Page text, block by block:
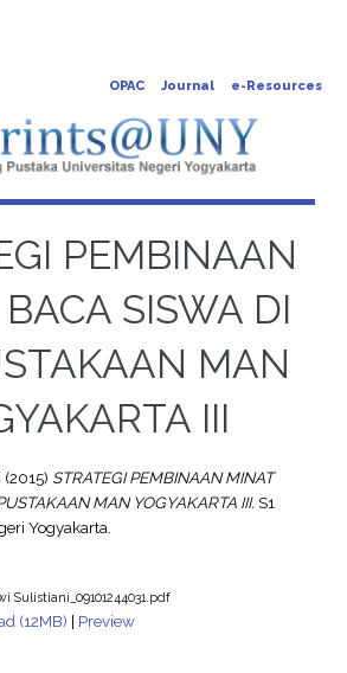
OPAC Journal e-Resources
PEMBINAAN
SISWA DI
MAN
III
(2015) STRATEGI PEMBINAAN MINAT
MAN YOGYAKARTA III. S1
Yogyakarta.
Sulistiani_09101244031.pdf
(12MB) | Preview